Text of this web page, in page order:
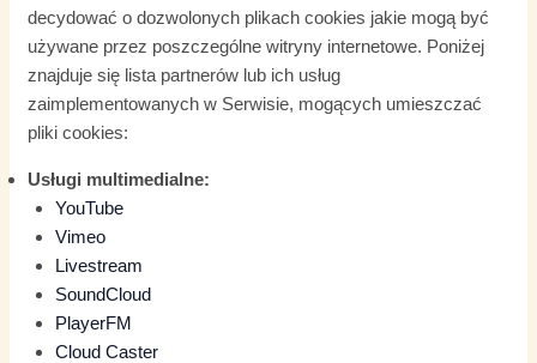
decydować o dozwolonych plikach cookies jakie mogą być
używane przez poszczególne witryny internetowe. Poniżej
znajduje się lista partnerów lub ich usług
zaimplementowanych w Serwisie, mogących umieszczać
pliki cookies:
Usługi multimedialne:
YouTube
Vimeo
Livestream
SoundCloud
PlayerFM
Cloud Caster